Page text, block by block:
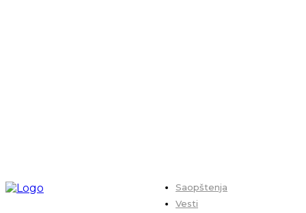
Saopštenja
Vesti